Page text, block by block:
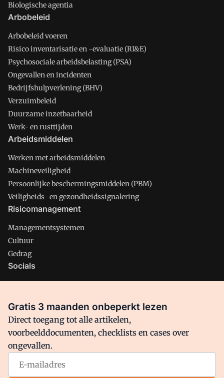
Biologische agentia
Arbobeleid
Arbobeleid voeren
Risico inventarisatie en -evaluatie (RI&E)
Psychosociale arbeidsbelasting (PSA)
Ongevallen en incidenten
Bedrijfshulpverlening (BHV)
Verzuimbeleid
Duurzame inzetbaarheid
Werk- en rusttijden
Arbeidsmiddelen
Werken met arbeidsmiddelen
Machineveiligheid
Persoonlijke beschermingsmiddelen (PBM)
Veiligheids- en gezondheidssignalering
Risicomanagement
Managementsystemen
Cultuur
Gedrag
Socials
Facebook
Arbo is onderdeel van VMN media. Lees inons manifestwaar
VMN media voor staat. Op gebruik van deze site zijn de
Gratis 3 maanden onbeperkt lezen
Direct toegang tot alle artikelen,
voorbeelddocumenten, checklists en cases over
ongevallen.